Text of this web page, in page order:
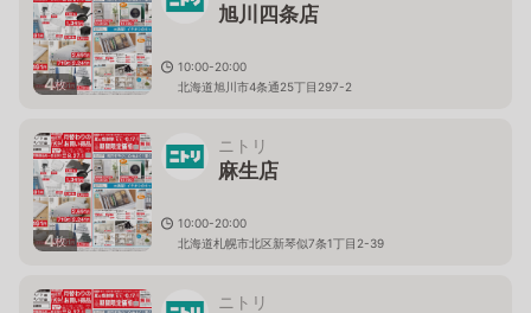
4枚
旭川四条店
10:00-20:00
北海道旭川市4条通25丁目297-2
4枚
ニトリ
麻生店
10:00-20:00
北海道札幌市北区新琴似7条1丁目2-39
ニトリ